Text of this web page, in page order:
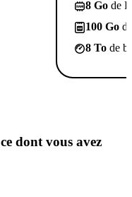
8 Go de
100 Go
8 To de
dont vous avez